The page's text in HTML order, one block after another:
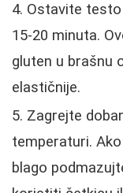
Ostavite
15-20 minuta.
gluten u brašnu
elastičnije.
Zagrejte
temperaturi.
blago